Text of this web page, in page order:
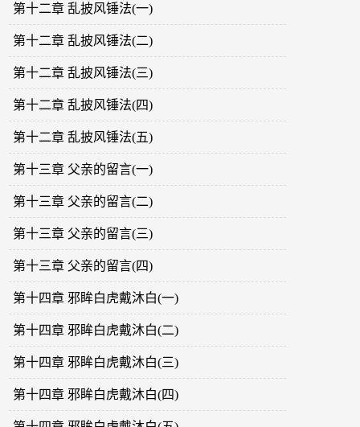
第十二章 乱披风锤法(一)
第十二章 乱披风锤法(二)
第十二章 乱披风锤法(三)
第十二章 乱披风锤法(四)
第十二章 乱披风锤法(五)
第十三章 父亲的留言(一)
第十三章 父亲的留言(二)
第十三章 父亲的留言(三)
第十三章 父亲的留言(四)
第十四章 邪眸白虎戴沐白(一)
第十四章 邪眸白虎戴沐白(二)
第十四章 邪眸白虎戴沐白(三)
第十四章 邪眸白虎戴沐白(四)